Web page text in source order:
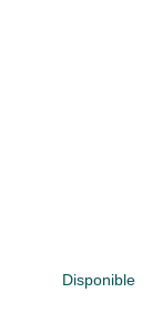
Disponible